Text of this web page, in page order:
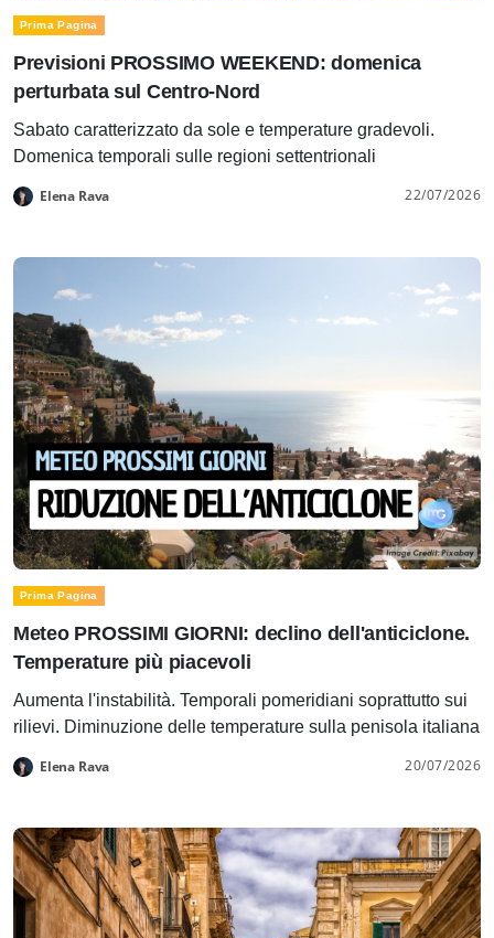
Prima Pagina
Previsioni PROSSIMO WEEKEND: domenica
perturbata sul Centro-Nord
Sabato caratterizzato da sole e temperature gradevoli.
Domenica temporali sulle regioni settentrionali
Elena Rava 22/07/2026
Prima Pagina
Meteo PROSSIMI GIORNI: declino dell'anticiclone.
Temperature più piacevoli
Aumenta l'instabilità. Temporali pomeridiani soprattutto sui
rilievi. Diminuzione delle temperature sulla penisola italiana
Elena Rava 20/07/2026